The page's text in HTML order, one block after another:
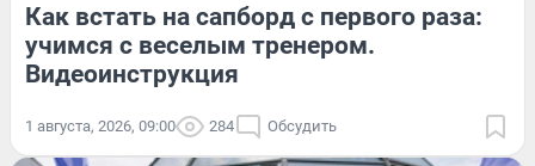
Как встать на сапборд с первого раза:
учимся с веселым тренером.
Видеоинструкция
1 августа, 2026, 09:00 284 Обсудить